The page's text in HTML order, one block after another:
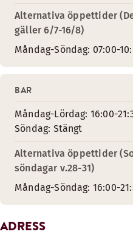
Alternativa öppettider
gäller 6/7-16/8)
Måndag-Söndag: 07:00-
BAR
Måndag-Lördag: 16:00-
Söndag: Stängt
Alternativa öppettider
söndagar v.28-31)
Måndag-Söndag: 16:00-
ADRESS